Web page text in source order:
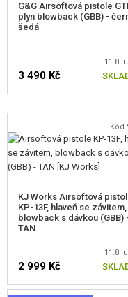
G&G Airsoftová pistole
plyn blowback (GBB) -
šedá
11.8.
3 490 Kč
Kód
KJ Works Airsoftová
KP-13F, hlaveň se závitem,
blowback s dávkou (GBB) -
TAN
11.8.
2 999 Kč